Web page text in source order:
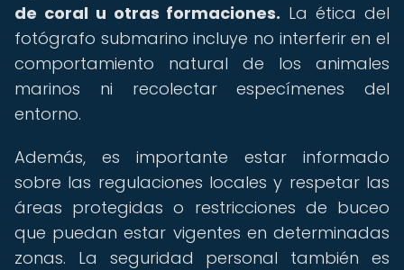
de coral u otras formaciones. La ética del
fotógrafo submarino incluye no interferir en el
comportamiento natural de los animales
marinos ni recolectar especímenes del
entorno.
Además, es importante estar informado
sobre las regulaciones locales y respetar las
áreas protegidas o restricciones de buceo
que puedan estar vigentes en determinadas
zonas. La seguridad personal también es